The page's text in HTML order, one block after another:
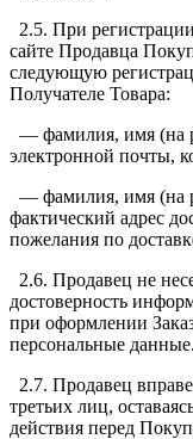
2.5. При
сайте Продавца
следующую
Получателе Товара:
— фамилия, имя (на
электронной почты,
— фамилия, имя (на
фактический адрес
пожелания по
2.6. Продавец не
достоверность
при оформлении
персональные данные.
2.7. Продавец
третьих лиц,
действия перед